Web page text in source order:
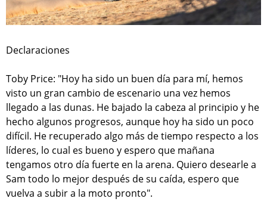
Declaraciones
Toby Price: "Hoy ha sido un buen día para mí, hemos
visto un gran cambio de escenario una vez hemos
llegado a las dunas. He bajado la cabeza al principio y he
hecho algunos progresos, aunque hoy ha sido un poco
difícil. He recuperado algo más de tiempo respecto a los
líderes, lo cual es bueno y espero que mañana
tengamos otro día fuerte en la arena. Quiero desearle a
Sam todo lo mejor después de su caída, espero que
vuelva a subir a la moto pronto".